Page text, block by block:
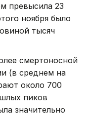
превысила 23
ноября было
тысяч
смертоносной
(в среднем на
около 700
пиков
значительно